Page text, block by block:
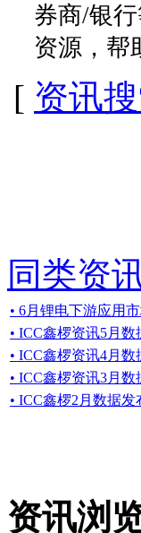
券商/银
资源，帮
[ 资讯
同类资
• 6月锂电下游应用
• ICC鑫椤资讯5月
• ICC鑫椤资讯4月
• ICC鑫椤资讯3月
• ICC鑫椤2月数据
资讯浏